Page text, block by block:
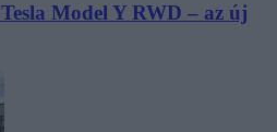
Model Y RWD – az új